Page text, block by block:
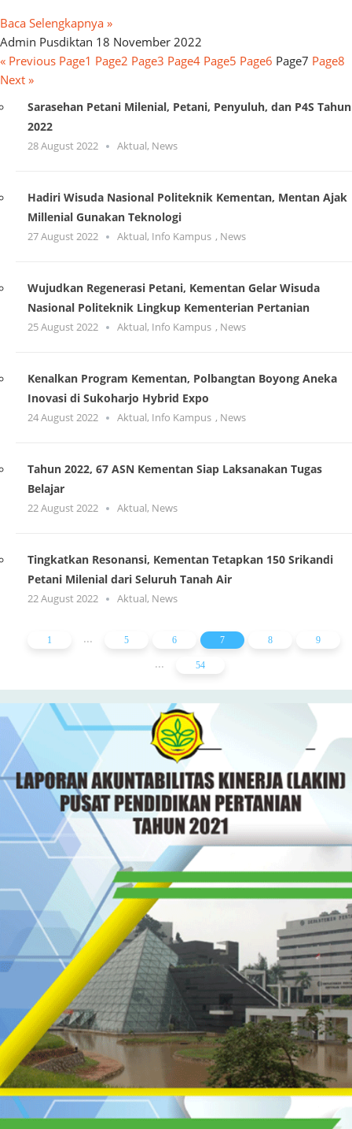
Baca Selengkapnya »
Admin Pusdiktan 18 November 2022
« Previous Page1 Page2 Page3 Page4 Page5 Page6 Page7 Page8
Next »
Sarasehan Petani Milenial, Petani, Penyuluh, dan P4S Tahun
2022
28 August 2022 Aktual, News
Hadiri Wisuda Nasional Politeknik Kementan, Mentan Ajak
Millenial Gunakan Teknologi
27 August 2022 Aktual, Info Kampus , News
Wujudkan Regenerasi Petani, Kementan Gelar Wisuda
Nasional Politeknik Lingkup Kementerian Pertanian
25 August 2022 Aktual, Info Kampus , News
Kenalkan Program Kementan, Polbangtan Boyong Aneka
Inovasi di Sukoharjo Hybrid Expo
24 August 2022 Aktual, Info Kampus , News
Tahun 2022, 67 ASN Kementan Siap Laksanakan Tugas
Belajar
22 August 2022 Aktual, News
Tingkatkan Resonansi, Kementan Tetapkan 150 Srikandi
Petani Milenial dari Seluruh Tanah Air
22 August 2022 Aktual, News
1 ... 5 6 7 8 9
... 54